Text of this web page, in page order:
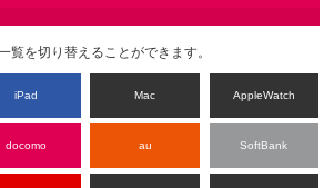
を切り替えることができます。
iPad Mac AppleWatch
docomo au SoftBank